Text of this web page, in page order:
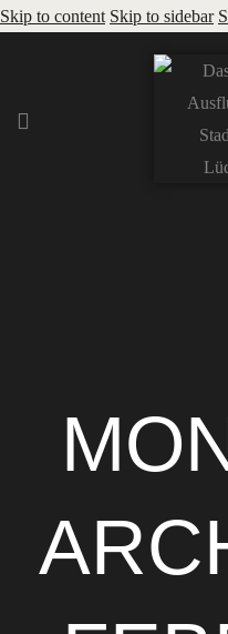
Skip to content Skip to sidebar